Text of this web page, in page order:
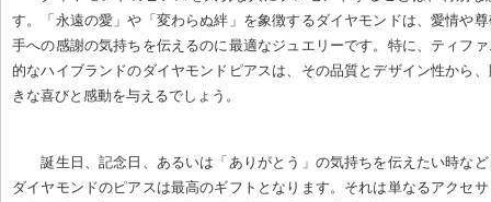
す。「永遠の愛」や「変わらぬ絆」を象徴するダイヤモンドは、愛情や
手への感謝の気持ちを伝えるのに最適なジュエリーです。特に、ティフ
的なハイブランドのダイヤモンドピアスは、その品質とデザイン性から
きな喜びと感動を与えるでしょう。
誕生日、記念日、あるいは「ありがとう」の気持ちを伝えたい時な
ダイヤモンドのピアスは最高のギフトとなります。それは単なるアクセ